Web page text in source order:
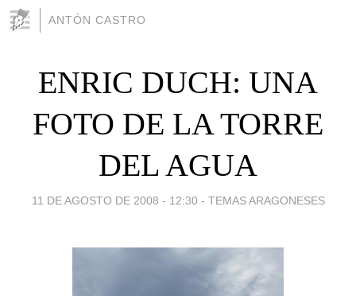
ANTÓN CASTRO
ENRIC DUCH: UNA
FOTO DE LA TORRE
DEL AGUA
11 DE AGOSTO DE 2008 - 12:30 - TEMAS ARAGONESES